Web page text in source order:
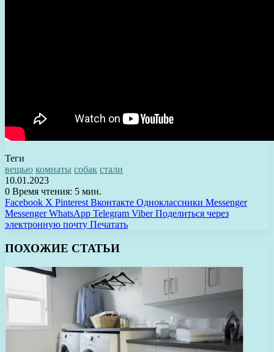
Теги
вещью комнаты собак стали
10.01.2023
0 Время чтения: 5 мин.
Facebook X Pinterest Вконтакте Одноклассники Messenger
Messenger WhatsApp Telegram Viber Поделиться через
электронную почту Печатать
ПОХОЖИЕ СТАТЬИ